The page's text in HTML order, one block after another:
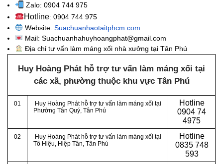
Zalo: 0904 744 975
Hotline: 0904 744 975
Website: Suachuanhaotaitphcm.com
Mail: Suachuanhahuyhoangphat@gmail.com
Địa chỉ tư vấn làm máng xối nhà xưởng tại Tân Phú
Huy Hoàng Phát hỗ trợ tư vấn làm máng xối tại
các xã, phường thuộc khu vực Tân Phú
01
Huy Hoàng Phát hỗ trợ tư vấn làm máng xối tại
Phường Tân Quý, Tân Phú
Hotline
0904 74
4975
02
Huy Hoàng Phát hỗ trợ tư vấn làm máng xối tại
Tô Hiệu, Hiệp Tân, Tân Phú
Hotline
0835 748
593